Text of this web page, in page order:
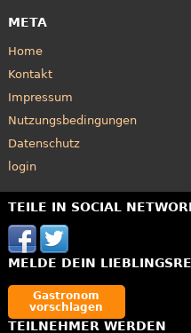
META
Home
Kontakt
Impressum
Nutzungsbedingungen
Datenschutz
login
TEILE IN SOCIAL
MELDE DEIN
Gastronom
vorschlagen
TEILNEHMER WERDEN